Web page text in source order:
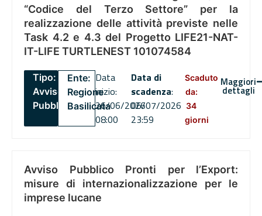
“Codice del Terzo Settore” per la
realizzazione delle attività previste nelle
Task 4.2 e 4.3 del Progetto LIFE21-NAT-
IT-LIFE TURTLENEST 101074584
Tipo:
Avviso
Pubblico
Ente:
Regione
Basilicata
Data
inizio:
26/06/2026
08:00
Data di
scadenza:
06/07/2026
23:59
Scaduto
da:
34
giorni
Maggiori
dettagli
Avviso Pubblico Pronti per l’Export:
misure di internazionalizzazione per le
imprese lucane